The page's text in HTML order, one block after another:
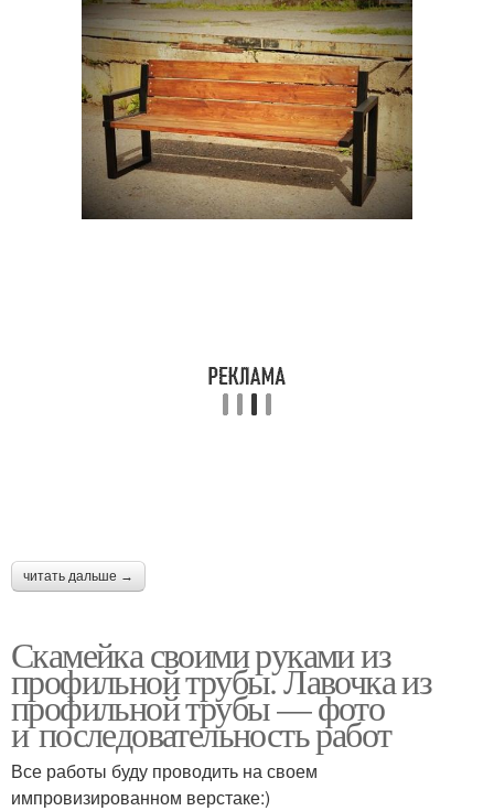
читать дальше →
Скамейка своими руками из
профильной трубы. Лавочка из
профильной трубы — фото
и последовательность работ
Все работы буду проводить на своем
импровизированном верстаке:)